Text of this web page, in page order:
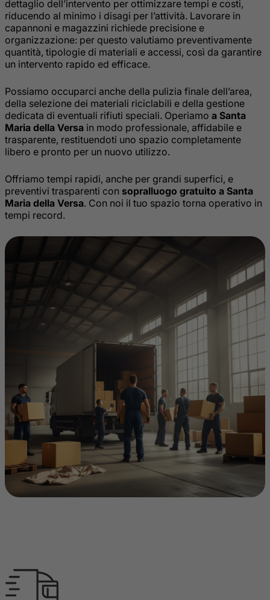
dettaglio dell’intervento per ottimizzare tempi e costi,
riducendo al minimo i disagi per l’attività. Lavorare in
capannoni e magazzini richiede precisione e
organizzazione: per questo valutiamo preventivamente
quantità, tipologie di materiali e accessi, così da garantire
un intervento rapido ed efficace.
Possiamo occuparci anche della pulizia finale dell’area,
della selezione dei materiali riciclabili e della gestione
dedicata di eventuali rifiuti speciali. Operiamo a Santa
Maria della Versa in modo professionale, affidabile e
trasparente, restituendoti uno spazio completamente
libero e pronto per un nuovo utilizzo.
Offriamo tempi rapidi, anche per grandi superfici, e
preventivi trasparenti con sopralluogo gratuito a Santa
Maria della Versa. Con noi il tuo spazio torna operativo in
tempi record.